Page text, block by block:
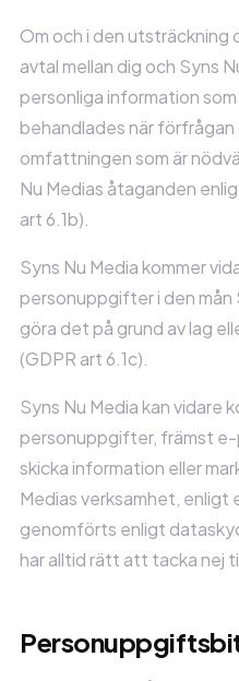
Om och i den
avtal mellan dig och Syns
personliga information
behandlades när
omfattningen som är
Nu Medias åtaganden
art 6.1b).
Syns Nu Media kommer
personuppgifter i den mån
göra det på grund av lag
(GDPR art 6.1c).
Syns Nu Media kan vidare
personuppgifter, främst
skicka information eller
Medias verksamhet, enligt
genomförts enligt
har alltid rätt att tacka nej